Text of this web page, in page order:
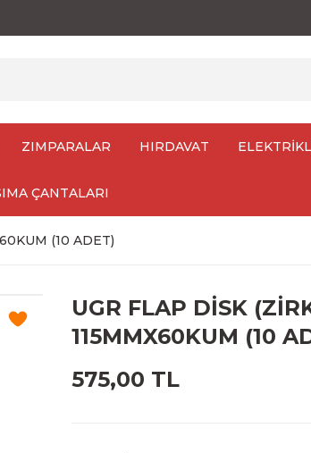
ZIMPARALAR HIRDAVAT
ÇANTALARI
(10 ADET)
UGR FLAP DİSK
115MMX60KUM (10
575,00 TL